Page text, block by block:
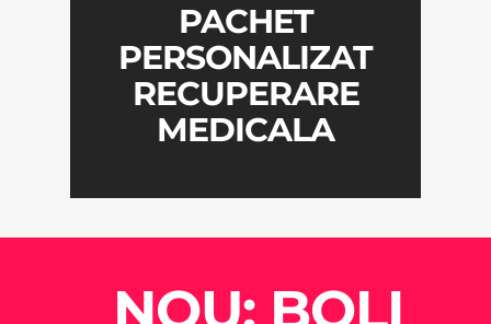
PACHET
PERSONALIZAT
RECUPERARE
MEDICALA